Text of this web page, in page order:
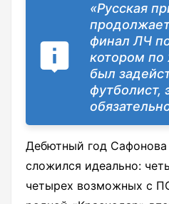
«Русская
финал ЛЧ
котором по
был
футболист,
Дебютный год
сложился идеально:
четырех возможных с